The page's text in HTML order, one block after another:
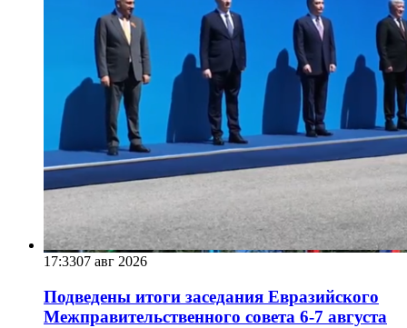
17:3307 авг 2026
Подведены итоги заседания Евразийского
Межправительственного совета 6-7 августа